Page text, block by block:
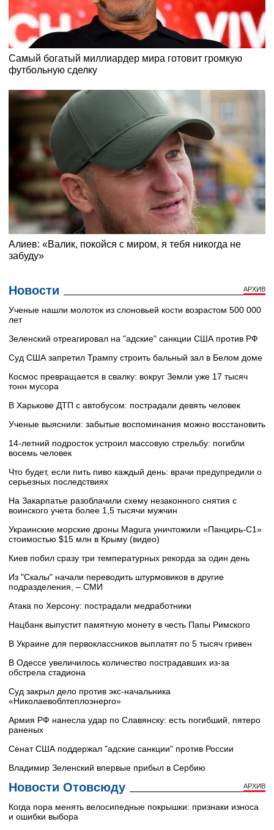
Новости АРХИВ
Ученые нашли молоток из слоновьей кости возрастом 500 000
лет
Зеленский отреагировал на "адские" санкции США против РФ
Суд США запретил Трампу строить бальный зал в Белом доме
Космос превращается в свалку: вокруг Земли уже 17 тысяч
тонн мусора
В Харькове ДТП с автобусом: пострадали девять человек
Ученые выяснили: забытые воспоминания можно восстановить
14-летний подросток устроил массовую стрельбу: погибли
восемь человек
Что будет, если пить пиво каждый день: врачи предупредили о
серьезных последствиях
На Закарпатье разоблачили схему незаконного снятия с
воинского учета более 1,5 тысячи мужчин
Украинские морские дроны Magura уничтожили «Панцирь-С1»
стоимостью $15 млн в Крыму (видео)
Киев побил сразу три температурных рекорда за один день
Из "Скалы" начали переводить штурмовиков в другие
подразделения, – СМИ
Атака по Херсону: пострадали медработники
Нацбанк выпустит памятную монету в честь Папы Римского
В Украине для первоклассников выплатят по 5 тысяч гривен
В Одессе увеличилось количество пострадавших из-за
обстрела стадиона
Суд закрыл дело против экс-начальника
«Николаевоблтеплоэнерго»
Армия РФ нанесла удар по Славянску: есть погибший, пятеро
раненых
Сенат США поддержал "адские санкции" против России
Владимир Зеленский впервые прибыл в Сербию
Новости Отовсюду АРХИВ
Когда пора менять велосипедные покрышки: признаки износа
и ошибки выбора